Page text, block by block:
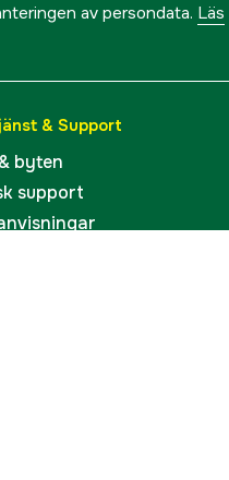
av persondata. Läs
& Support
byten
support